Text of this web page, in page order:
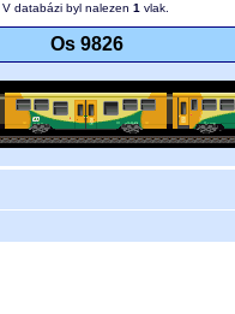
V databázi byl nalezen 1 vlak.
Os 9826